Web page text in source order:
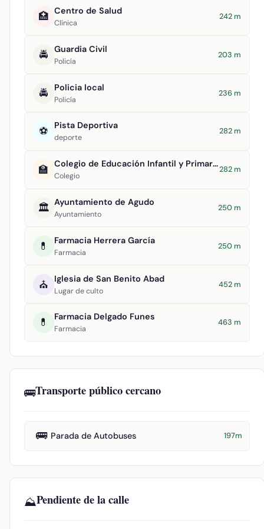
🏥 Centro de Salud
Clínica
242 m
🚔 Guardia Civil
Policía
203 m
🚔 Policia local
Policía
236 m
⚽ Pista Deportiva
deporte
282 m
🏫 Colegio de Educación Infantil y Primaria Virgen de la Estrella
Colegio
282 m
🏛️ Ayuntamiento de Agudo
Ayuntamiento
250 m
💊 Farmacia Herrera García
Farmacia
250 m
⛪ Iglesia de San Benito Abad
Lugar de culto
452 m
💊 Farmacia Delgado Funes
Farmacia
463 m
🚌Transporte público cercano
🚌 Parada de Autobuses 197m
⛰️Pendiente de la calle